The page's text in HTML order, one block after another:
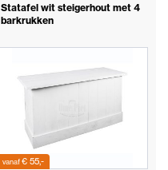
Statafel wit steigerhout met 4
barkrukken
vanaf€ 55,-